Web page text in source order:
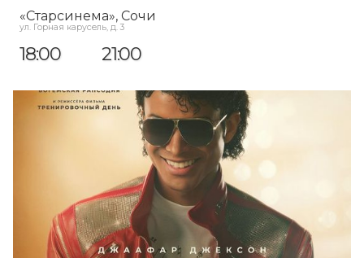
«Старсинема», Сочи
ул. Горная карусель, д. 3
18:00 21:00